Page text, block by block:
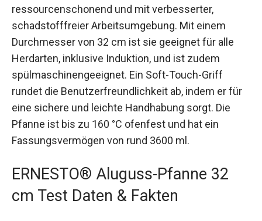
ressourcenschonend und mit verbesserter,
schadstofffreier Arbeitsumgebung. Mit einem
Durchmesser von 32 cm ist sie geeignet für alle
Herdarten, inklusive Induktion, und ist zudem
spülmaschinengeeignet. Ein Soft-Touch-Griff
rundet die Benutzerfreundlichkeit ab, indem er für
eine sichere und leichte Handhabung sorgt. Die
Pfanne ist bis zu 160 °C ofenfest und hat ein
Fassungsvermögen von rund 3600 ml.
ERNESTO® Aluguss-Pfanne 32
cm Test Daten & Fakten